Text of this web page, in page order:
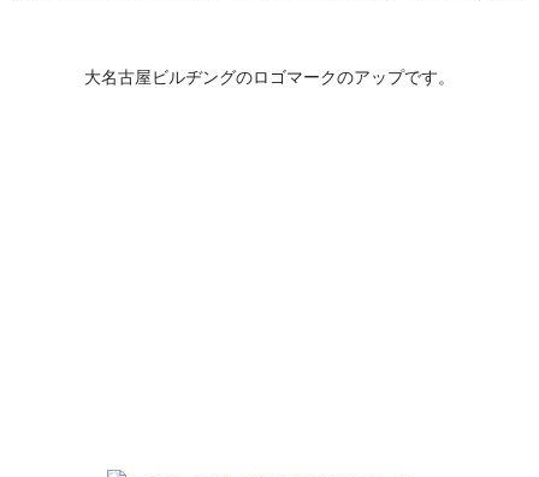
大名古屋ビルヂングのロゴマークのアップです。